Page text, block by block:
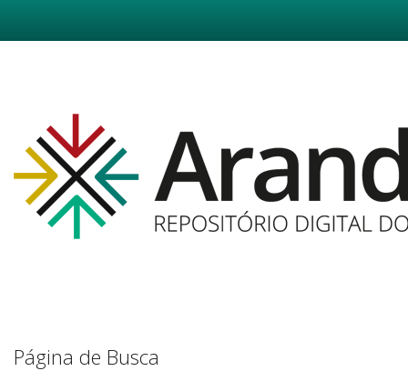
Página de Busca